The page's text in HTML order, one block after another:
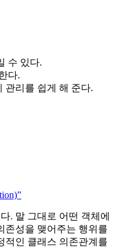
수 있다.
다.
관리를 쉽게 해 준다.
. 말 그대로 어떤 객체에
존성을 맺어주는 행위를
적인 클래스 의존관계를